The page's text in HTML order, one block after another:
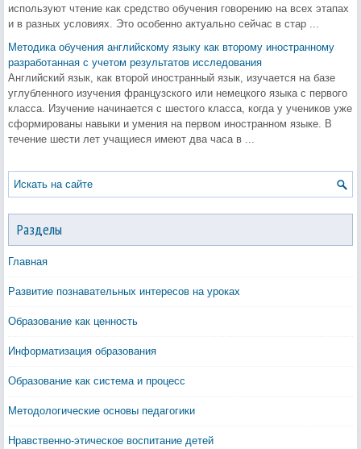
используют чтение как средство обучения говорению на всех этапах
и в разных условиях. Это особенно актуально сейчас в стар ...
Методика обучения английскому языку как второму иностранному
разработанная с учетом результатов исследования
Английский язык, как второй иностранный язык, изучается на базе
углубленного изучения французского или немецкого языка с первого
класса. Изучение начинается с шестого класса, когда у учеников уже
сформированы навыки и умения на первом иностранном языке. В
течение шести лет учащиеся имеют два часа в ...
Разделы
Главная
Развитие познавательных интересов на уроках
Образование как ценность
Информатизация образования
Образование как система и процесс
Методологические основы педагогики
Нравственно-этическое воспитание детей